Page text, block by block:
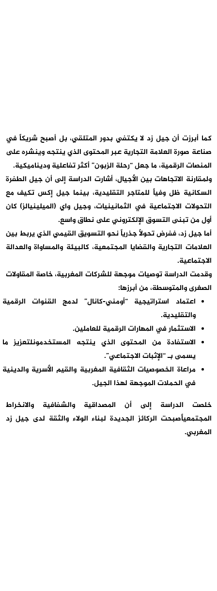
كما أبرزت أن جيل زد لا يكتفي بدور المتلقي، بل أصبح شريكاً في
صناعة صورة العلامة التجارية عبر المحتوى الذي ينتجه وينشره على
المنصات الرقمية، ما جعل “رحلة الزبون” أكثر تفاعلية وديناميكية.
ولمقارنة الاتجاهات بين الأجيال، أشارت الدراسة إلى أنجيل الطفرة
السكانية ظل وفياً للمتاجر التقليدية، بينما جيل إكستكيف مع
التحولات الاجتماعية في الثمانينيات، وجيل واي (الميلينيالز)كان
أول من تبنى التسوق الإلكتروني على نطاق واسع.
أما جيل زد، ففرض تحولاً جذرياً نحو التسويق القيمي الذي يربط بين
العلامات التجارية والقضايا المجتمعية، كالبيئة والمساواة والعدالة
الاجتماعية.
وقدمت الدراسة توصيات موجهة للشركات المغربية، خاصة المقاولات
الصغرى والمتوسطة، من أبرزها:
اعتماد استراتيجية “أومني-كانال” لدمج القنوات الرقمية
والتقليدية.
الاستثمار في المهارات الرقمية للعاملين.
الاستفادة من المحتوى الذي ينتجه المستخدمونلتعزيز ما
يسمى بـ “الإثبات الاجتماعي”.
مراعاة الخصوصيات الثقافية المغربية والقيم الأسرية والدينية
في الحملات الموجهة لهذا الجيل.
خلصت الدراسة إلى أن المصداقية والشفافية والانخراط
المجتمعيأصبحت الركائز الجديدة لبناء الولاء والثقة لدى جيل زد
المغربي.